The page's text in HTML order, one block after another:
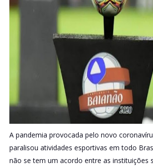
A pandemia provocada pelo novo
paralisou atividades esportivas em todo
não se tem um acordo entre as instituições